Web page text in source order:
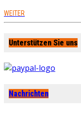
WEITER
Unterstützen Sie uns
Nachrichten